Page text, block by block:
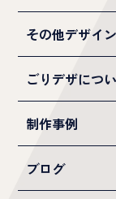
その他デザイ
ごりデザにつ
制作事例
ブログ